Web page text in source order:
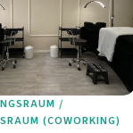
/
(COWORKING)